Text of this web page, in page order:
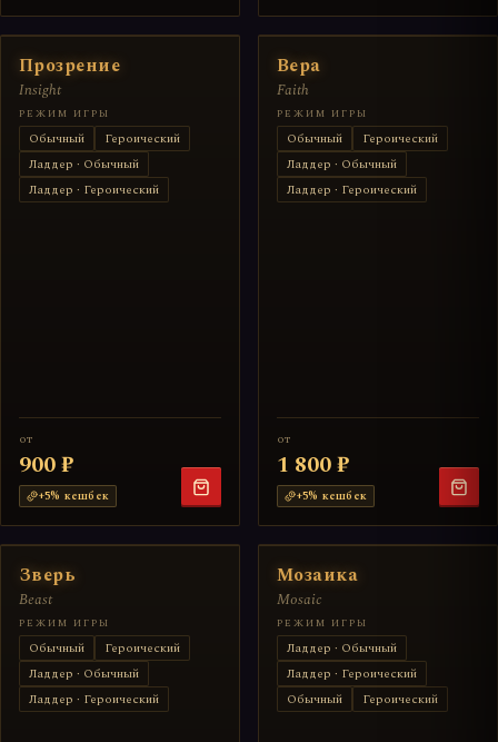
Прозрение
Insight
РЕЖИМ ИГРЫ
Обычный
Героический
Ладдер · Обычный
Ладдер · Героический
от
900 ₽
+5% кешбек
Вера
Faith
РЕЖИМ ИГРЫ
Обычный
Героический
Ладдер · Обычный
Ладдер · Героический
от
1 800 ₽
+5% кешбек
Зверь
Beast
РЕЖИМ ИГРЫ
Обычный
Героический
Ладдер · Обычный
Ладдер · Героический
Мозаика
Mosaic
РЕЖИМ ИГРЫ
Ладдер · Обычный
Ладдер · Героический
Обычный
Героический